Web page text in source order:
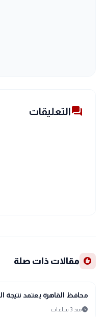
forumالتعليقات
recommend مقالات ذات صلة
school
مدارس وجامعات
محافظ القاهرة يعتمد نتيجة
scheduleمنذ 3 ساعات